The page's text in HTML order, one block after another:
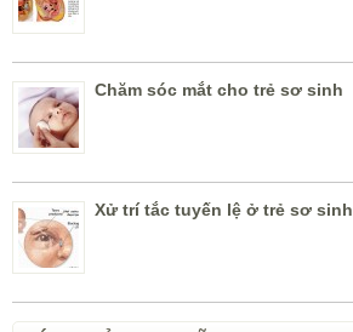
Chăm sóc mắt cho trẻ sơ sinh
Xử trí tắc tuyến lệ ở trẻ sơ sinh